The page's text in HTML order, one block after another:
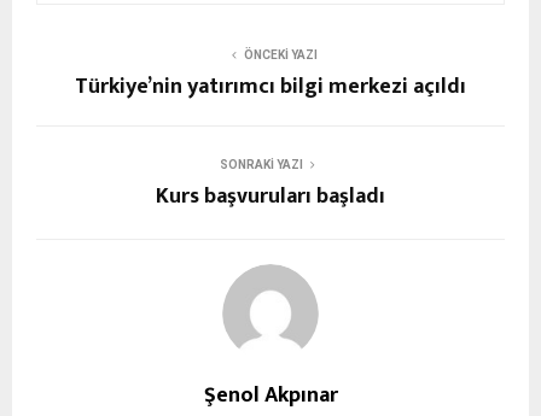
ÖNCEKI YAZI
Türkiye’nin yatırımcı bilgi merkezi açıldı
SONRAKI YAZI
Kurs başvuruları başladı
Şenol Akpınar